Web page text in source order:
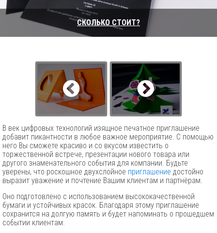
СКОЛЬКО СТОИТ?
В век цифровых технологий изящное печатное приглашение
добавит пикантности в любое важное мероприятие. С помощью
него Вы сможете красиво и со вкусом известить о
торжественной встрече, презентации нового товара или
другого знаменательного события для компании. Будьте
уверены, что роскошное двухслойное приглашение достойно
выразит уважение и почтение Вашим клиентам и партнёрам.
Оно подготовлено с использованием высококачественной
бумаги и устойчивых красок. Благодаря этому приглашение
сохранится на долгую память и будет напоминать о прошедшем
событии клиентам.